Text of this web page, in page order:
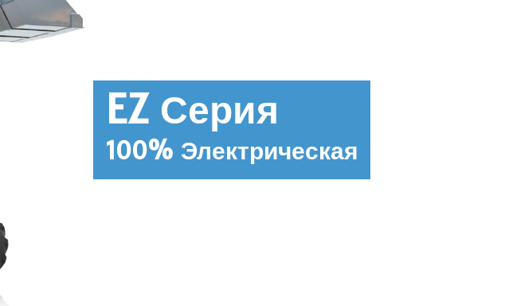
EZ Серия
100% Электрическая